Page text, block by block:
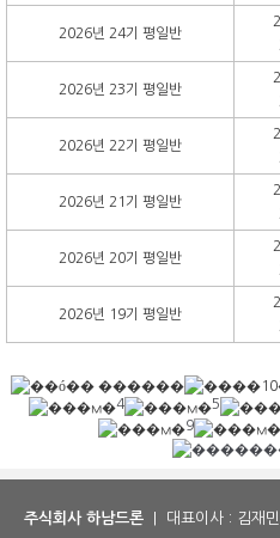
2026년 24기 평일반
2026년 23기 평일반
2026년 22기 평일반
2026년 21기 평일반
2026년 20기 평일반
2026년 19기 평일반
4
5
9
주식회사 하남드론 | 대표이사 : 김재민